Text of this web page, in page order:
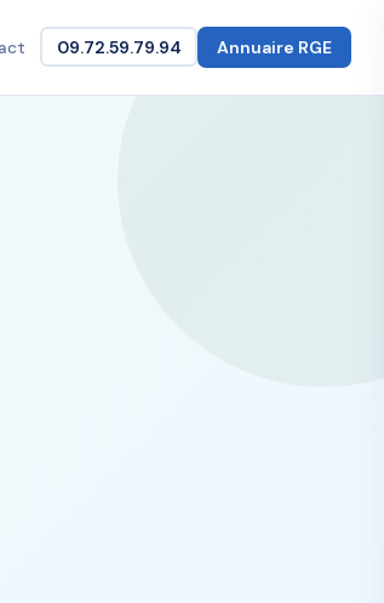
09.72.59.79.94 Annuaire RGE